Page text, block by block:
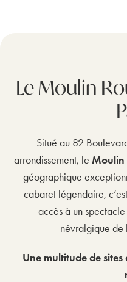
Le Moulin
Situé au 82
arrondissement, le Moulin
géographique
cabaret légendaire,
accès à un spectacle
névralgique de
Une multitude de sites